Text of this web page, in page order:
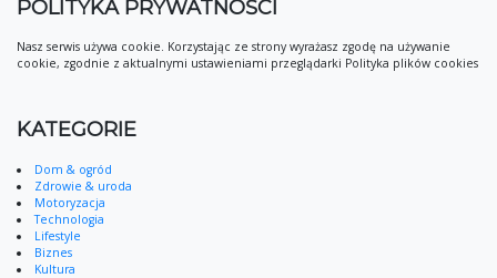
POLITYKA PRYWATNOŚCI
Nasz serwis używa cookie. Korzystając ze strony wyrażasz zgodę na używanie
cookie, zgodnie z aktualnymi ustawieniami przeglądarki Polityka plików cookies
KATEGORIE
Dom & ogród
Zdrowie & uroda
Motoryzacja
Technologia
Lifestyle
Biznes
Kultura